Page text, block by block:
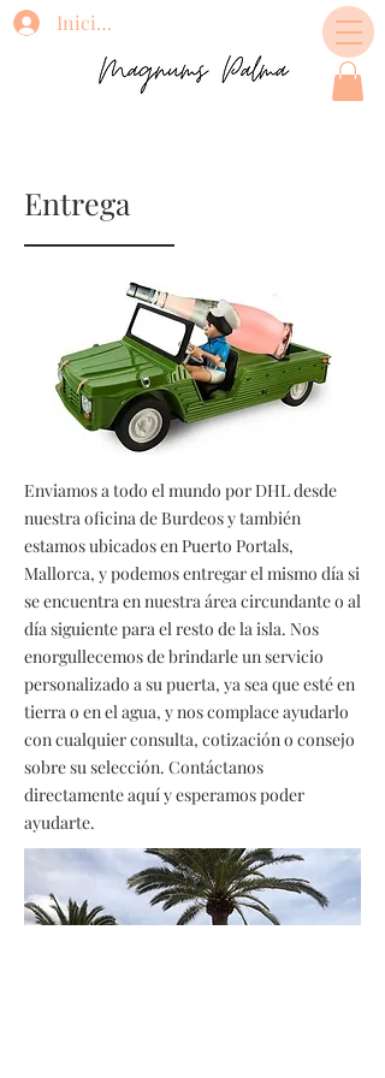
Iniciar sesión
Entrega
Enviamos a todo el mundo por DHL desde
nuestra oficina de Burdeos y también
estamos ubicados en Puerto Portals,
Mallorca, y podemos entregar el mismo día si
se encuentra en nuestra área circundante o al
día siguiente para el resto de la isla. Nos
enorgullecemos de brindarle un servicio
personalizado a su puerta, ya sea que esté en
tierra o en el agua, y nos complace ayudarlo
con cualquier consulta, cotización o consejo
sobre su selección. Contáctanos
directamente aquí y esperamos poder
ayudarte.